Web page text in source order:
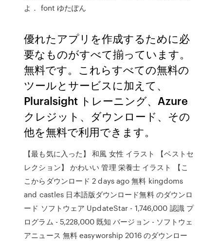
よ． font ゆたぽん
優れたアプリを作成するために必
要なものがすべて揃っています。
無料です。これらすべての無料の
ツールとサービスに加えて、
Pluralsight トレーニング、Azure
クレジット、ダウンロード、その
他を無料で利用できます。
【最も気に入った】 和風 女性 イラスト 【ベストセ
レクション】 かわいい 管理 栄養士 イラスト 【こ
こからダウンロード 2 days ago 無料 kingdoms
and castles 日本語版ダウンロード無料 のダウンロ
ード ソフトウェア UpdateStar - 1,746,000 認識 プ
ログラム - 5,228,000 既知 バージョン - ソフトウェ
アニュース 無料 easyworship 2016 のダウンロー